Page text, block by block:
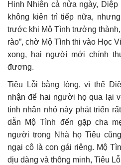
Hinh Nhiên cả nửa ngày,
không kiên trì tiếp nữa,
trước khi Mộ Tình trưởng
rào”, chờ Mộ Tình thi vào Học
xong, hai người mới chính
đương.
Tiêu Lỗi bằng lòng, vì thế
nhận để hai người họ qua lại
tình nhân nhỏ này phát triển
dẫn Mộ Tình đến gặp cha
người trong Nhà họ Tiêu
ngại cô là con gái riêng. Mộ
dịu dàng và thông minh, Tiêu